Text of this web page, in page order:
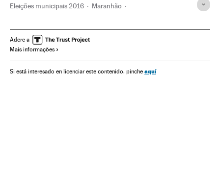
Eleições municipais 2016 Maranhão
Polícia Eleições Acontecimentos
América Latina
Problemas sociais Justiça Política Sociedade
Adere a
Mais informações
Si está interesado en licenciar este contenido, pinche aquí